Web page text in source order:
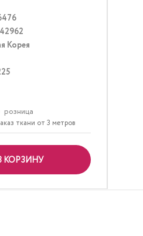
Корея
розница
ткани от 3 метров
КОРЗИНУ